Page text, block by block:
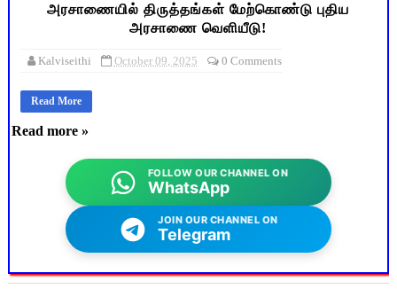
அரசாணையில் திருத்தங்கள் மேற்கொண்டு புதிய
அரசாணை வெளியீடு!
Kalviseithi October 09, 2025 0 Comments
Read More
Read more »
FOLLOW OUR CHANNEL ON
WhatsApp
JOIN OUR CHANNEL ON
Telegram